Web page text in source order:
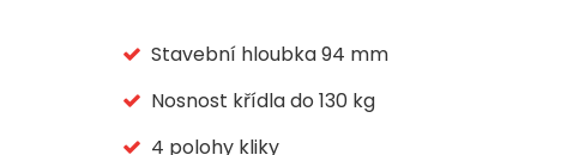
Stavební hloubka 94 mm
Nosnost křídla do 130 kg
4 polohy kliky